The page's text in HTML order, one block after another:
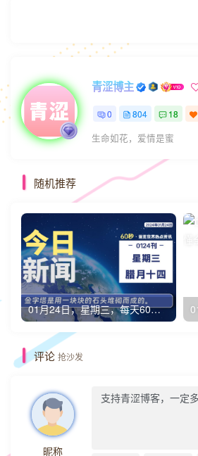
青涩博主
0 804 18
生命如花，爱情是蜜
随机推荐
01月24日，星期三，每天60秒读懂全世界！
评论 抢沙发
昵称